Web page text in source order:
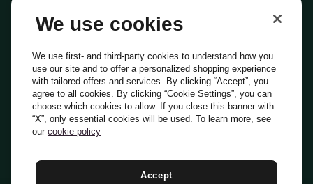
Everli Shoppers
About Us
Everli News
Domande frequenti
Lavora con noi
Diventa Shopper
Investitori
PrivacyCookiePreferenze Cookie
Termini e CondizioniCodice Etico
Indirizzo PEC: everli@pec.it - indirizzo DPO: dpo@everli.com
Italiano
We use cookies
We use first- and third-party cookies to understand how you
use our site and to offer a personalized shopping experience
with tailored offers and services. By clicking “Accept”, you
agree to all cookies. By clicking “Cookie Settings”, you can
choose which cookies to allow. If you close this banner with
“X”, only essential cookies will be used. To learn more, see
our cookie policy
Accept